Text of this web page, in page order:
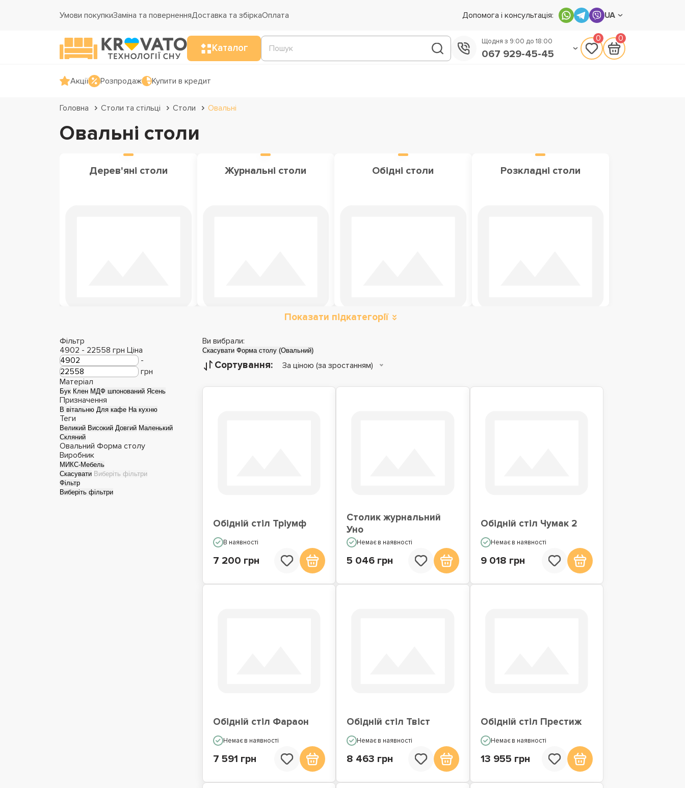
Умови покупкиЗаміна та поверненняДоставка та збіркаОплата Допомога і консультація: UA
Каталог
Щодня з 9:00 до 18:00
067 929-45-45
0 0
Акції Розпродаж Купити в кредит
Головна Столи та стільці Столи Овальні
Овальні столи
Дерев'яні столи Журнальні столи Обідні столи Розкладні столи
Столи трансформери
Показати підкатегорії
Фільтр
4902 - 22558 грн Ціна
-
грн
Матеріал
Бук Клен МДФ шпонований Ясень
Призначення
В вітальню Для кафе На кухню
Теги
Великий Високий Довгий Маленький
Скляний
Овальний Форма столу
Виробник
МИКС-Мебель
Скасувати Виберіть фільтри
Фільтр
Виберіть фільтри
Ви вибрали:
Скасувати Форма столу (Овальний)
Сортування: За ціною (за зростанням)
Обідній стіл Тріумф
В наявності
7 200 грн
Столик журнальний
Уно
Немає в наявності
5 046 грн
Обідній стіл Чумак 2
Немає в наявності
9 018 грн
Обідній стіл Фараон
Немає в наявності
7 591 грн
Обідній стіл Твіст
Немає в наявності
8 463 грн
Обідній стіл Престиж
Немає в наявності
13 955 грн